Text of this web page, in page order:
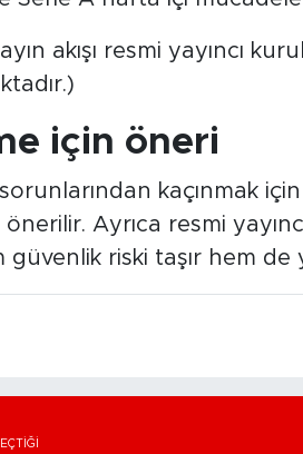
akışı resmi yayıncı
için öneri
kaçınmak
Ayrıca resmi
güvenlik riski taşır hem de